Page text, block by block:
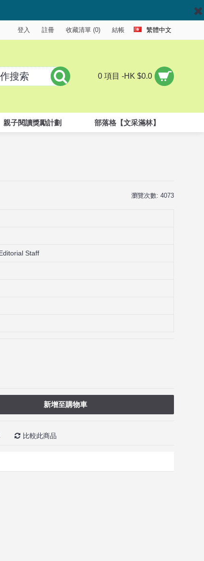
登入 註冊 收藏清單 (0) 結帳 繁體中文
0 項目 -HK $0.0
親子閱讀獎勵計劃 部落格【文采滿林】
瀏覽次數: 4073
Staff
新增至購物車
比較此商品